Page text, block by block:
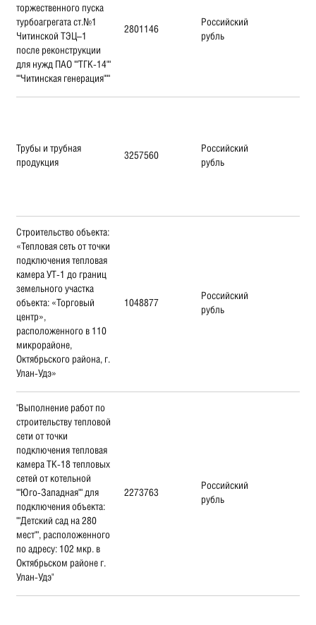
торжественного пуска
турбоагрегата ст.№1
Читинской ТЭЦ–1
после реконструкции
для нужд ПАО ""ТГК-14""
""Читинская генерация"""
2801146
Российский
рубль
Трубы и трубная
продукция
3257560
Российский
рубль
Строительство объекта:
«Тепловая сеть от точки
подключения тепловая
камера УТ-1 до границ
земельного участка
объекта: «Торговый
центр»,
расположенного в 110
микрорайоне,
Октябрьского района, г.
Улан-Удэ»
1048877
Российский
рубль
"Выполнение работ по
строительству тепловой
сети от точки
подключения тепловая
камера ТК-18 тепловых
сетей от котельной
""Юго-Западная"" для
подключения объекта:
""Детский сад на 280
мест"", расположенного
по адресу: 102 мкр. в
Октябрьском районе г.
Улан-Удэ"
2273763
Российский
рубль